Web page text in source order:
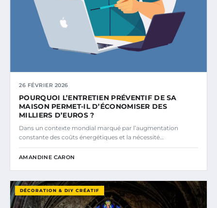
26 FÉVRIER 2026
POURQUOI L’ENTRETIEN PRÉVENTIF DE SA
MAISON PERMET-IL D’ÉCONOMISER DES
MILLIERS D’EUROS ?
Dans un contexte mondial marqué par l’augmentation
constante des coûts énergétiques et la nécessité…
AMANDINE CARON
DÉCORATION & DIY CRÉATIF